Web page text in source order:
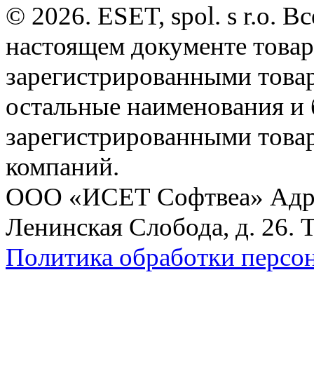
© 2026. ESET, spol. s r.o.
настоящем документе
зарегистрированными
остальные наименования
зарегистрированными
компаний.
ООО «ИСЕТ Софтвеа»
Ленинская Слобода, д. 26.
Политика обработки